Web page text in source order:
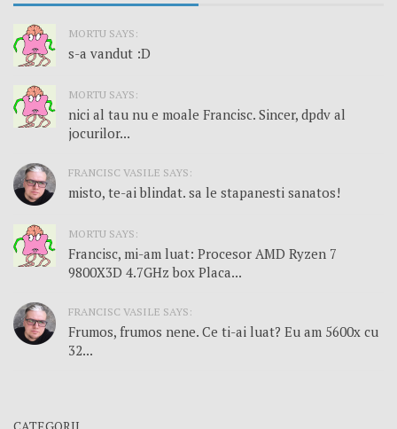
MORTU SAYS:
s-a vandut :D
MORTU SAYS:
nici al tau nu e moale Francisc. Sincer, dpdv al
jocurilor...
FRANCISC VASILE SAYS:
misto, te-ai blindat. sa le stapanesti sanatos!
MORTU SAYS:
Francisc, mi-am luat: Procesor AMD Ryzen 7
9800X3D 4.7GHz box Placa...
FRANCISC VASILE SAYS:
Frumos, frumos nene. Ce ti-ai luat? Eu am 5600x cu
32...